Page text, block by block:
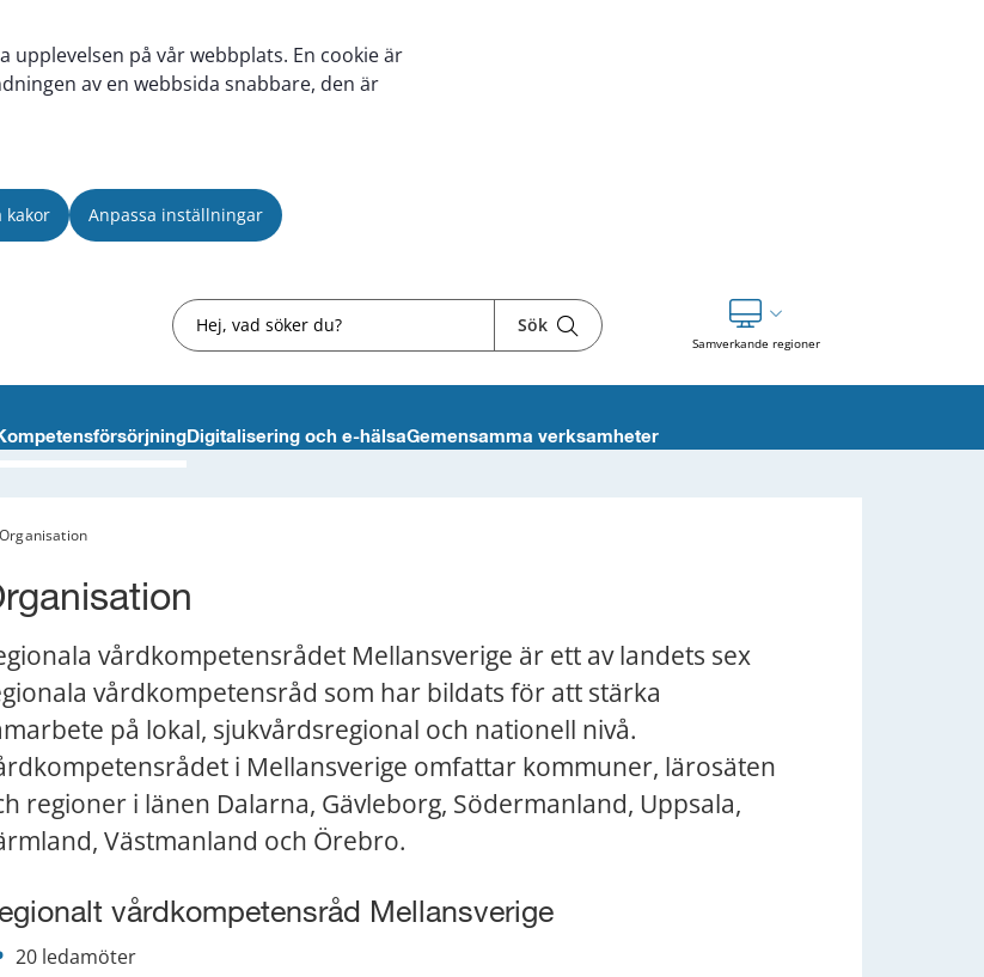
på vår webbplats. En cookie är
av en webbsida snabbare, den är
kakor Anpassa inställningar
Sök Sök
Samverkande regionerVisa våra andra webbplatser
Digitalisering och e-hälsaGemensamma verksamheter
Organisation
vårdkompetensrådet Mellansverige är ett av landets sex
vårdkompetensråd som har bildats för att stärka
på lokal, sjukvårdsregional och nationell nivå.
i Mellansverige omfattar kommuner, lärosäten
regioner i länen Dalarna, Gävleborg, Södermanland, Uppsala,
Västmanland och Örebro.
vårdkompetensråd Mellansverige
20 ledamöter